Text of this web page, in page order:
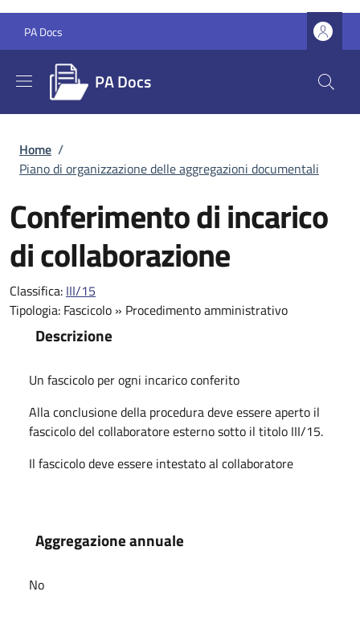
PA Docs
PA Docs
Briciole di pane
Home /
Piano di organizzazione delle aggregazioni documentali
Conferimento di incarico
di collaborazione
Classifica: III/15
Tipologia: Fascicolo » Procedimento amministrativo
Descrizione
Un fascicolo per ogni incarico conferito
Alla conclusione della procedura deve essere aperto il
fascicolo del collaboratore esterno sotto il titolo III/15.
Il fascicolo deve essere intestato al collaboratore
Aggregazione annuale
No